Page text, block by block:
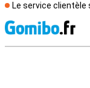
Le service clientèle